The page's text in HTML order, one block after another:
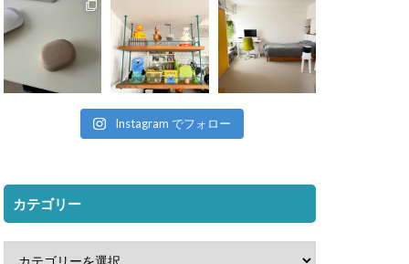
Instagram でフォロー
カテゴリー